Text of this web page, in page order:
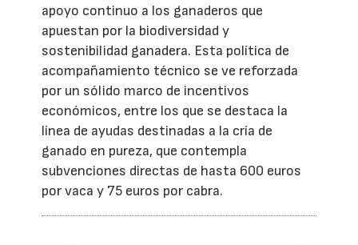
apoyo continuo a los ganaderos que
apuestan por la biodiversidad y
sostenibilidad ganadera. Esta política de
acompañamiento técnico se ve reforzada
por un sólido marco de incentivos
económicos, entre los que se destaca la
línea de ayudas destinadas a la cría de
ganado en pureza, que contempla
subvenciones directas de hasta 600 euros
por vaca y 75 euros por cabra.